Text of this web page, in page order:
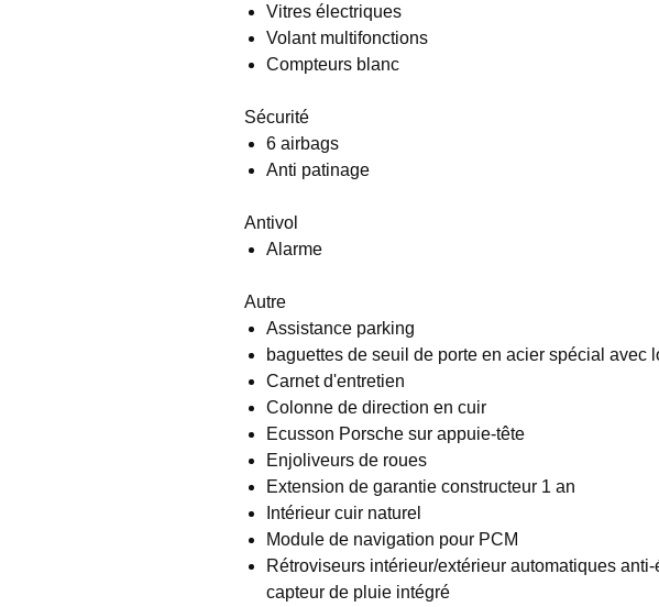
Vitres électriques
Volant multifonctions
Compteurs blanc
Sécurité
6 airbags
Anti patinage
Antivol
Alarme
Autre
Assistance parking
baguettes de seuil de porte en acier spécial avec
Carnet d'entretien
Colonne de direction en cuir
Ecusson Porsche sur appuie-tête
Enjoliveurs de roues
Extension de garantie constructeur 1 an
Intérieur cuir naturel
Module de navigation pour PCM
Rétroviseurs intérieur/extérieur automatiques
capteur de pluie intégré